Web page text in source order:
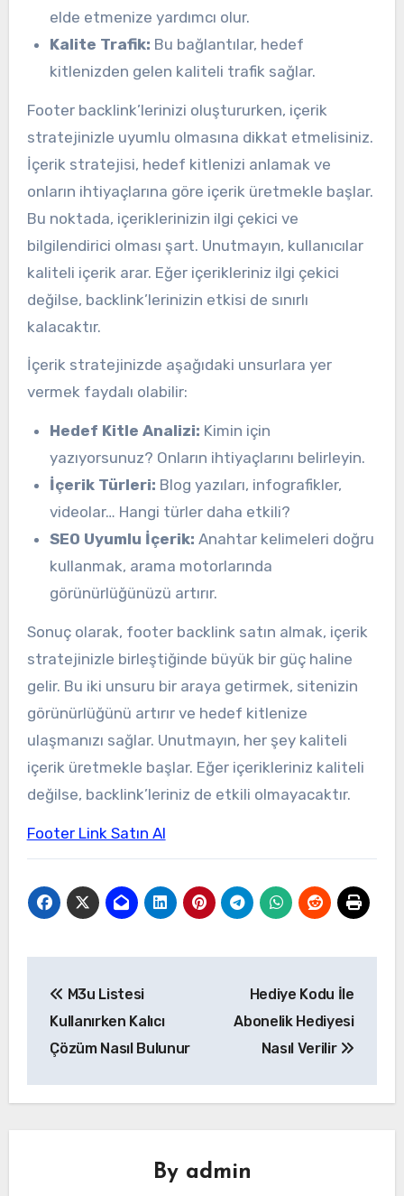
elde etmenize yardımcı olur.
Kalite Trafik: Bu bağlantılar, hedef
kitlenizden gelen kaliteli trafik sağlar.
Footer backlink’lerinizi oluştururken, içerik
stratejinizle uyumlu olmasına dikkat etmelisiniz.
İçerik stratejisi, hedef kitlenizi anlamak ve
onların ihtiyaçlarına göre içerik üretmekle başlar.
Bu noktada, içeriklerinizin ilgi çekici ve
bilgilendirici olması şart. Unutmayın, kullanıcılar
kaliteli içerik arar. Eğer içerikleriniz ilgi çekici
değilse, backlink’lerinizin etkisi de sınırlı
kalacaktır.
İçerik stratejinizde aşağıdaki unsurlara yer
vermek faydalı olabilir:
Hedef Kitle Analizi: Kimin için
yazıyorsunuz? Onların ihtiyaçlarını belirleyin.
İçerik Türleri: Blog yazıları, infografikler,
videolar… Hangi türler daha etkili?
SEO Uyumlu İçerik: Anahtar kelimeleri doğru
kullanmak, arama motorlarında
görünürlüğünüzü artırır.
Sonuç olarak, footer backlink satın almak, içerik
stratejinizle birleştiğinde büyük bir güç haline
gelir. Bu iki unsuru bir araya getirmek, sitenizin
görünürlüğünü artırır ve hedef kitlenize
ulaşmanızı sağlar. Unutmayın, her şey kaliteli
içerik üretmekle başlar. Eğer içerikleriniz kaliteli
değilse, backlink’leriniz de etkili olmayacaktır.
Footer Link Satın Al
gezinmesi
M3u Listesi
Kullanırken Kalıcı
Çözüm Nasıl Bulunur
Hediye Kodu İle
Abonelik Hediyesi
Nasıl Verilir
By admin